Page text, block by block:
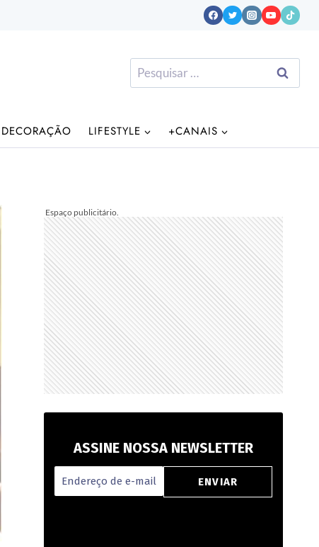
Pesquisar
por:
DECORAÇÃO LIFESTYLE +CANAIS
ASSINE NOSSA NEWSLETTER